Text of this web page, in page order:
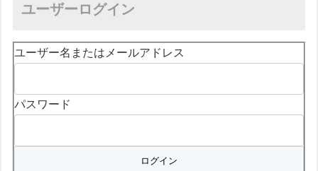
ユーザーログイン
ユーザー名またはメールアドレス
パスワード